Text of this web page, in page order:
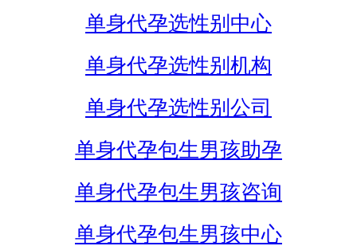
单身代孕选性别中心
单身代孕选性别机构
单身代孕选性别公司
单身代孕包生男孩助孕
单身代孕包生男孩咨询
单身代孕包生男孩中心